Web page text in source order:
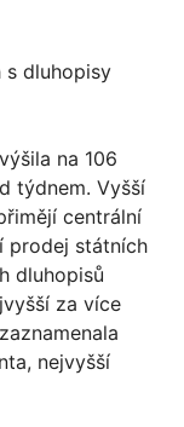
dluhopisy
na 106
týdnem. Vyšší
centrální
prodej státních
dluhopisů
za více
nejvyšší